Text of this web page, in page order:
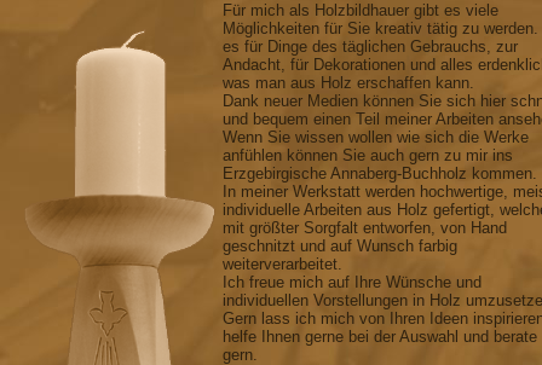
Für mich als Holzbildhauer gibt es viele
Möglichkeiten für Sie kreativ tätig zu
es für Dinge des täglichen Gebrauchs, zur
Andacht, für Dekorationen und alles
was man aus Holz erschaffen kann.
Dank neuer Medien können Sie sich hier
und bequem einen Teil meiner Arbeiten
Wenn Sie wissen wollen wie sich die Werke
anfühlen können Sie auch gern zu mir ins
Erzgebirgische Annaberg-Buchholz kommen.
In meiner Werkstatt werden hochwertige,
individuelle Arbeiten aus Holz gefertigt,
mit größter Sorgfalt entworfen, von Hand
geschnitzt und auf Wunsch farbig
weiterverarbeitet.
Ich freue mich auf Ihre Wünsche und
individuellen Vorstellungen in Holz
Gern lass ich mich von Ihren Ideen
helfe Ihnen gerne bei der Auswahl und berate
gern.